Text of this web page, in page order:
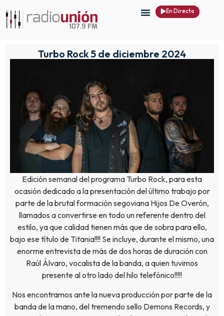
En Directo
Turbo Rock 5 de diciembre 2024
Edición semanal del programa Turbo Rock, para esta
ocasión dedicado a la presentación del último trabajo por
parte de la brutal formación segoviana Hijos De Overón,
llamados a convertirse en todo un referente dentro del
estilo, ya que calidad tienen más que de sobra para ello,
bajo ese título de Titania!!!! Se incluye, durante el mismo, una
enorme entrevista de más de dos horas de duración con
Raúl Álvaro, vocalista de la banda, a quien tuvimos
presente al otro lado del hilo telefónico!!!!!
Nos encontramos ante la nueva producción por parte de la
banda de la mano, del tremendo sello Demons Records, y